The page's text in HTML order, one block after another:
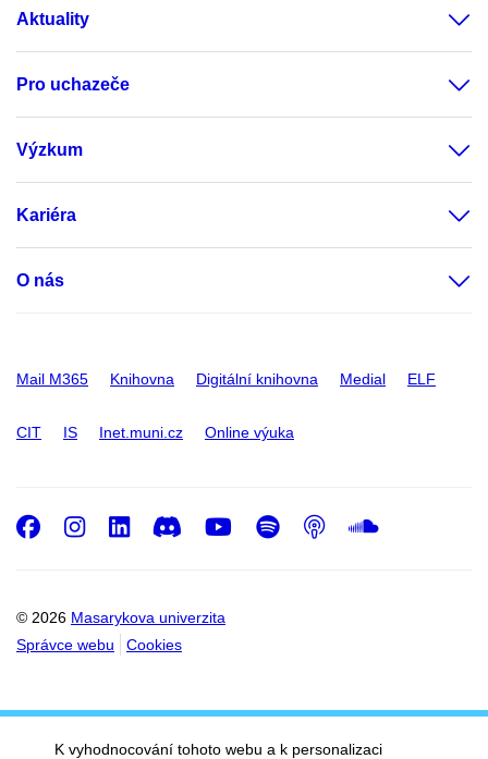
Aktuality
Pro uchazeče
Výzkum
Kariéra
O nás
Mail M365 Knihovna Digitální knihovna Medial ELF
CIT IS Inet.muni.cz Online výuka
© 2026 Masarykova univerzita
Správce webu
Cookies
Facebook
Instagram
LinkedIn
DiscordYoutube
Spotify
Podcast
K vyhodnocování tohoto webu a k personalizaci